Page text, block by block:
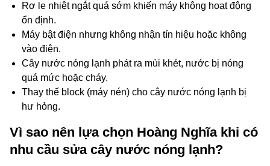
Rơ le nhiệt ngắt quá sớm khiến máy không hoạt động
ổn định.
Máy bật điện nhưng không nhận tín hiệu hoặc không
vào điện.
Cây nước nóng lạnh phát ra mùi khét, nước bị nóng
quá mức hoặc cháy.
Thay thế block (máy nén) cho cây nước nóng lạnh bị
hư hỏng.
Vì sao nên lựa chọn Hoàng Nghĩa khi có
nhu cầu sửa cây nước nóng lạnh?